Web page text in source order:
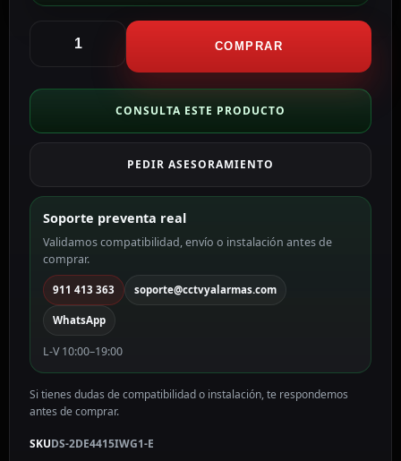
IP
gama
PRO
blanco
4
MP,
4.8
72
mm
Motorizada,
PoE
DS-
E
COMPRAR
CONSULTA ESTE PRODUCTO
PEDIR ASESORAMIENTO
Soporte preventa real
Validamos compatibilidad, envío o instalación antes de
comprar.
911 413 363 soporte@cctvyalarmas.com
WhatsApp
L-V 10:00–19:00
Si tienes dudas de compatibilidad o instalación, te respondemos
antes de comprar.
SKUDS-2DE4415IWG1-E